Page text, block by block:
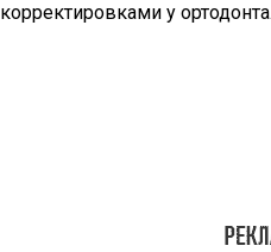
корректировками у ортодонта.